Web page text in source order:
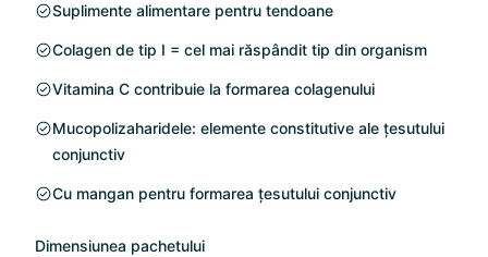
Suplimente alimentare pentru tendoane
Colagen de tip I = cel mai răspândit tip din organism
Vitamina C contribuie la formarea colagenului
Mucopolizaharidele: elemente constitutive ale țesutului
conjunctiv
Cu mangan pentru formarea țesutului conjunctiv
Dimensiunea pachetului